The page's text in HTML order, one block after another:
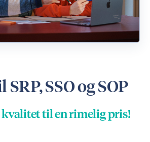
SSO og SOP
kvalitet til en rimelig pris!